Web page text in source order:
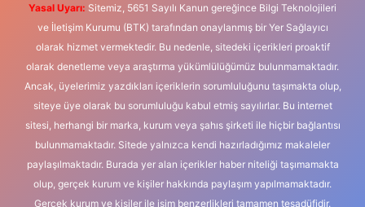
Yasal Uyarı: Sitemiz, 5651 Sayılı Kanun gereğince Bilgi Teknolojileri
ve İletişim Kurumu (BTK) tarafından onaylanmış bir Yer Sağlayıcı
olarak hizmet vermektedir. Bu nedenle, sitedeki içerikleri proaktif
olarak denetleme veya araştırma yükümlülüğümüz bulunmamaktadır.
Ancak, üyelerimiz yazdıkları içeriklerin sorumluluğunu taşımakta olup,
siteye üye olarak bu sorumluluğu kabul etmiş sayılırlar. Bu internet
sitesi, herhangi bir marka, kurum veya şahıs şirketi ile hiçbir bağlantısı
bulunmamaktadır. Sitede yalnızca kendi hazırladığımız makaleler
paylaşılmaktadır. Burada yer alan içerikler haber niteliği taşımamakta
olup, gerçek kurum ve kişiler hakkında paylaşım yapılmamaktadır.
Gerçek kurum ve kişiler ile isim benzerlikleri tamamen tesadüfidir.